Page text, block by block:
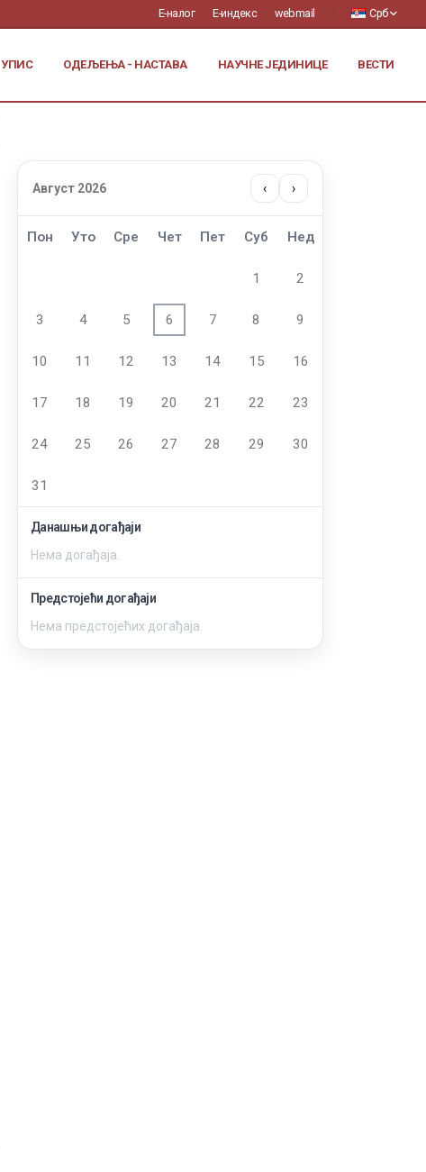
Е-налог Е-индекс webmail Срб
УПИС ОДЕЉЕЊА - НАСТАВА НАУЧНЕ ЈЕДИНИЦЕ ВЕСТИ
Август 2026 ‹ ›
Пон Уто Сре Чет Пет Суб Нед
1 2
3 4 5 6 7 8 9
10 11 12 13 14 15 16
17 18 19 20 21 22 23
24 25 26 27 28 29 30
31
Данашњи догађаји
Нема догађаја.
Предстојећи догађаји
Нема предстојећих догађаја.